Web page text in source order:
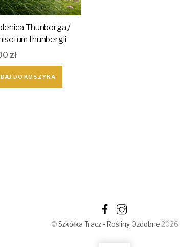
Thunberga /
thunbergii
zł
DO KOSZYKA
© Szkółka Tracz - Rośliny Ozdobne2026